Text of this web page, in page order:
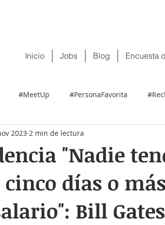
Inicio Jobs Blog Encuesta
#MeetUp #PersonaFavorita
"Nadie
días o
Bill Gates
2023 2 min de lectura